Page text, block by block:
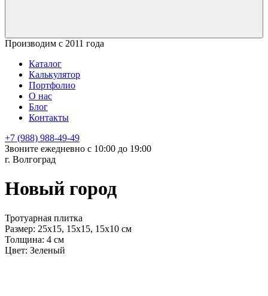
Производим с 2011 года
Каталог
Калькулятор
Портфолио
О нас
Блог
Контакты
+7 (988) 988-49-49
Звоните ежедневно с 10:00 до 19:00
г. Волгоград
Новый город
Тротуарная плитка
Размер: 25x15, 15x15, 15x10 см
Толщина: 4 см
Цвет: Зеленый